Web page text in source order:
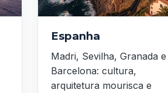
Espanha
Madri, Sevilha, Granada e
Barcelona: cultura,
arquitetura mourisca e